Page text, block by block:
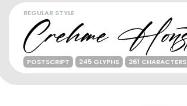
REGULAR STYLE
POSTSCRIPT 245 GLYPHS 261 CHARACTERS